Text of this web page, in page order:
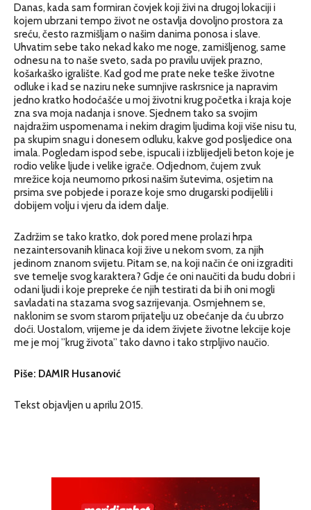
Danas, kada sam formiran čovjek koji živi na drugoj lokaciji i
kojem ubrzani tempo život ne ostavlja dovoljno prostora za
sreću, često razmišljam o našim danima ponosa i slave.
Uhvatim sebe tako nekad kako me noge, zamišljenog, same
odnesu na to naše sveto, sada po pravilu uvijek prazno,
košarkaško igralište. Kad god me prate neke teške životne
odluke i kad se naziru neke sumnjive raskrsnice ja napravim
jedno kratko hodoćašće u moj životni krug početka i kraja koje
zna sva moja nadanja i snove. Sjednem tako sa svojim
najdražim uspomenama i nekim dragim ljudima koji više nisu tu,
pa skupim snagu i donesem odluku, kakve god posljedice ona
imala. Pogledam ispod sebe, ispucali i izblijedjeli beton koje je
rodio velike ljude i velike igrače. Odjednom, čujem zvuk
mrežice koja neumorno prkosi našim šutevima, osjetim na
prsima sve pobjede i poraze koje smo drugarski podijelili i
dobijem volju i vjeru da idem dalje.
Zadržim se tako kratko, dok pored mene prolazi hrpa
nezaintersovanih klinaca koji žive u nekom svom, za njih
jedinom znanom svijetu. Pitam se, na koji način će oni izgraditi
sve temelje svog karaktera? Gdje će oni naučiti da budu dobri i
odani ljudi i koje prepreke će njih testirati da bi ih oni mogli
savladati na stazama svog sazrijevanja. Osmjehnem se,
naklonim se svom starom prijatelju uz obećanje da ću ubrzo
doći. Uostalom, vrijeme je da idem živjete životne lekcije koje
me je moj ”krug života” tako davno i tako strpljivo naučio.
Piše: DAMIR Husanović
Tekst objavljen u aprilu 2015.